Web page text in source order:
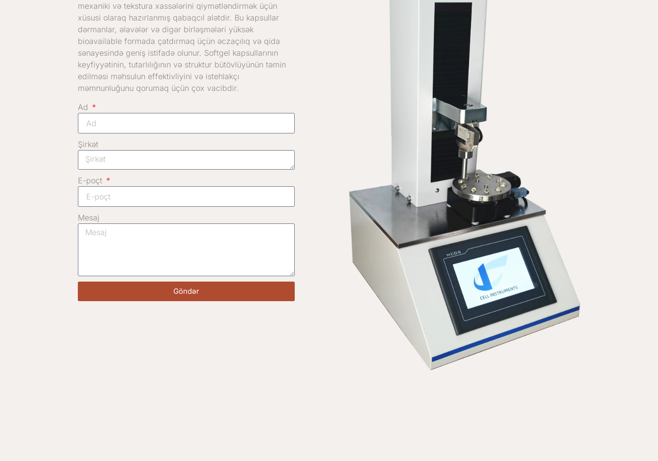
mexaniki və tekstura xassələrini qiymətləndirmək üçün
xüsusi olaraq hazırlanmış qabaqcıl alətdir. Bu kapsullar
dərmanlar, əlavələr və digər birləşmələri yüksək
bioavailable formada çatdırmaq üçün əczaçılıq və qida
sənayesində geniş istifadə olunur. Softgel kapsullarının
keyfiyyətinin, tutarlılığının və struktur bütövlüyünün təmin
edilməsi məhsulun effektivliyini və istehlakçı
məmnunluğunu qorumaq üçün çox vacibdir.
Ad
Şirkət
E-poçt
Mesaj
Göndər